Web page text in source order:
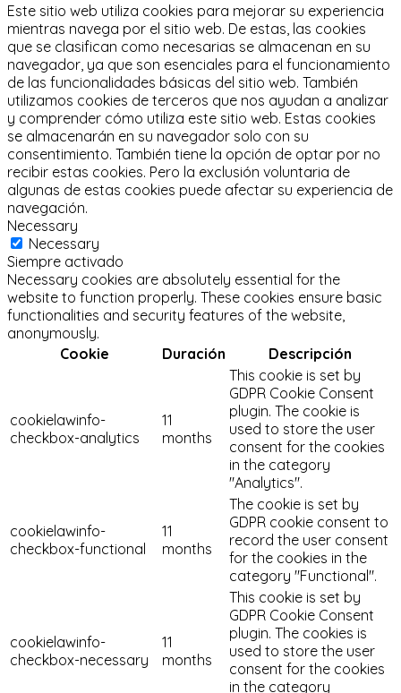
Este sitio web utiliza cookies para mejorar su experiencia
mientras navega por el sitio web. De estas, las cookies
que se clasifican como necesarias se almacenan en su
navegador, ya que son esenciales para el funcionamiento
de las funcionalidades básicas del sitio web. También
utilizamos cookies de terceros que nos ayudan a analizar
y comprender cómo utiliza este sitio web. Estas cookies
se almacenarán en su navegador solo con su
consentimiento. También tiene la opción de optar por no
recibir estas cookies. Pero la exclusión voluntaria de
algunas de estas cookies puede afectar su experiencia de
navegación.
Necessary
Necessary
Siempre activado
Necessary cookies are absolutely essential for the
website to function properly. These cookies ensure basic
functionalities and security features of the website,
anonymously.
Cookie
Duración Descripción
cookielawinfo-
checkbox-analytics
11
months
This cookie is set by
GDPR Cookie Consent
plugin. The cookie is
used to store the user
consent for the cookies
in the category
"Analytics".
cookielawinfo-
checkbox-functional
11
months
The cookie is set by
GDPR cookie consent to
record the user consent
for the cookies in the
category "Functional".
cookielawinfo-
checkbox-necessary
11
months
This cookie is set by
GDPR Cookie Consent
plugin. The cookies is
used to store the user
consent for the cookies
in the category